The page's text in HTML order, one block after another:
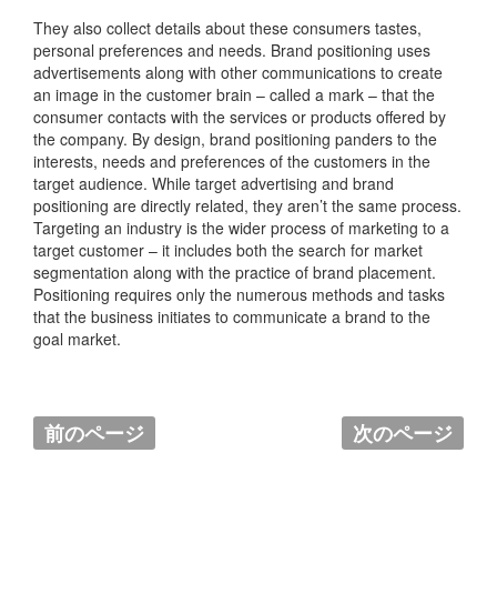
They also collect details about these consumers tastes,
personal preferences and needs. Brand positioning uses
advertisements along with other communications to create
an image in the customer brain – called a mark – that the
consumer contacts with the services or products offered by
the company. By design, brand positioning panders to the
interests, needs and preferences of the customers in the
target audience. While target advertising and brand
positioning are directly related, they aren’t the same process.
Targeting an industry is the wider process of marketing to a
target customer – it includes both the search for market
segmentation along with the practice of brand placement.
Positioning requires only the numerous methods and tasks
that the business initiates to communicate a brand to the
goal market.
前のページ 次のページ